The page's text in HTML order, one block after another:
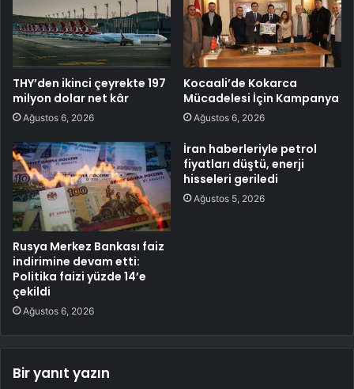
THY’den ikinci çeyrekte 197
milyon dolar net kâr
Ağustos 6, 2026
Kocaali’de Kokarca
Mücadelesi İçin Kampanya
Ağustos 6, 2026
Rusya Merkez Bankası faiz
indirimine devam etti:
Politika faizi yüzde 14’e
çekildi
Ağustos 6, 2026
İran haberleriyle petrol
fiyatları düştü, enerji
hisseleri geriledi
Ağustos 5, 2026
Bir yanıt yazın